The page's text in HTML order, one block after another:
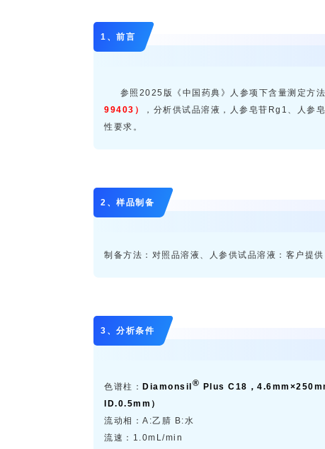
1、前言
参照2025版《中国药典》人参项下含量测定方法
99403 ）
，分析供试品溶液，人参皂苷Rg1、人参
性要求。
2、样品制备
制备方法：对照品溶液、人参供试品溶液：客户提供
3、分析条件
色谱柱： Diamonsil ® Pl us C18，
ID.0.5mm）
流动相：A:乙腈 B:水
流速：1.0mL/min